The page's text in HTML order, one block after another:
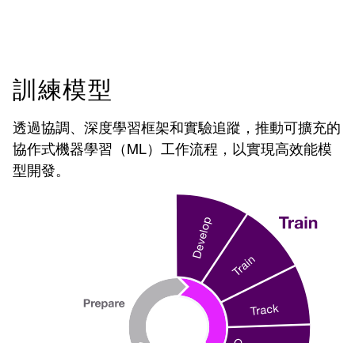
訓練模型
透過協調、深度學習框架和實驗追蹤，推動可擴充的
協作式機器學習（ML）工作流程，以實現高效能模
型開發。